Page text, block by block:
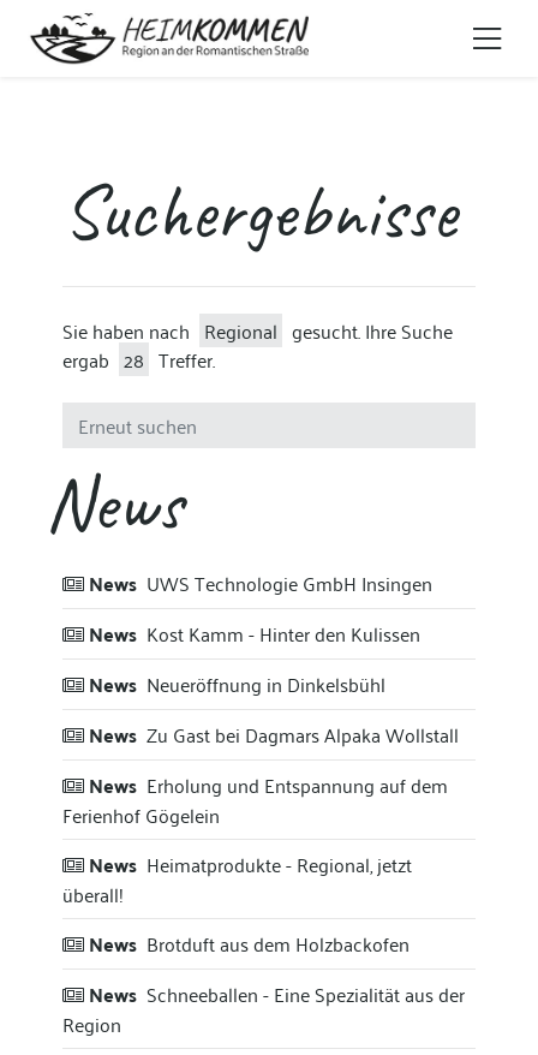
Suchergebnisse
Sie haben nach Regional gesucht. Ihre Suche
ergab 28 Treffer.
News
News UWS Technologie GmbH Insingen
News Kost Kamm - Hinter den Kulissen
News Neueröffnung in Dinkelsbühl
News Zu Gast bei Dagmars Alpaka Wollstall
News Erholung und Entspannung auf dem
Ferienhof Gögelein
News Heimatprodukte - Regional, jetzt
überall!
News Brotduft aus dem Holzbackofen
News Schneeballen - Eine Spezialität aus der
Region